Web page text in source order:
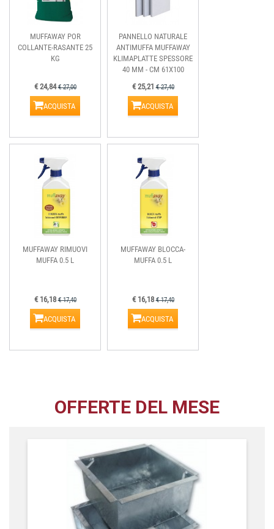
MUFFAWAY POR
COLLANTE-RASANTE 25
KG
€ 24,84€ 27,00
ACQUISTA
PANNELLO NATURALE
ANTIMUFFA MUFFAWAY
KLIMAPLATTE SPESSORE
40 MM - CM 61X100
€ 25,21€ 27,40
ACQUISTA
MUFFAWAY RIMUOVI
MUFFA 0.5 L
€ 16,18€ 17,40
ACQUISTA
MUFFAWAY BLOCCA-
MUFFA 0.5 L
€ 16,18€ 17,40
ACQUISTA
OFFERTE DEL MESE